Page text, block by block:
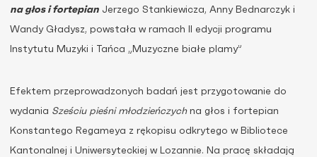
na głos i fortepian Jerzego Stankiewicza, Anny Bednarczyk i
Wandy Gładysz, powstała w ramach II edycji programu
Instytutu Muzyki i Tańca „Muzyczne białe plamy”
Efektem przeprowadzonych badań jest przygotowanie do
wydania Sześciu pieśni młodzieńczychna głos i fortepian
Konstantego Regameya z rękopisu odkrytego w Bibliotece
Kantonalnej i Uniwersyteckiej w Lozannie. Na pracę składają